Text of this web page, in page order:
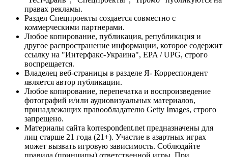
правах рекламы.
Раздел Спецпроекты создается совместно с
коммерческими партнерами.
Любое копирование, публикация, републикация и
другое распространение информации, которое содержит
ссылку на "Интерфакс-Украина", EPA / UPG, строго
воспрещается.
Владелец веб-страницы в разделе Я- Корреспондент
является автор публикации.
Любое копирование, перепечатка и воспроизведение
фотографий и/или аудиовизуальных материалов,
принадлежащих правообладателю Getty Images, строго
запрещено.
Материалы сайта korrespondent.net предназначены для
лиц старше 21 года (21+). Участие в азартных играх
может вызвать игровую зависимость. Соблюдайте